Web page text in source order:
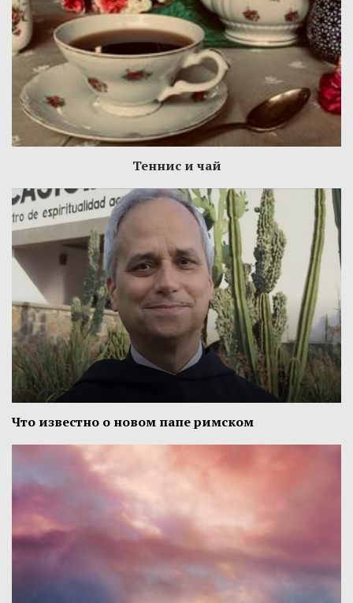
Теннис и чай
Что известно о новом папе римском